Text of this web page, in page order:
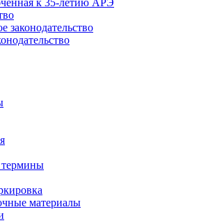
законодательство
термины
материалы